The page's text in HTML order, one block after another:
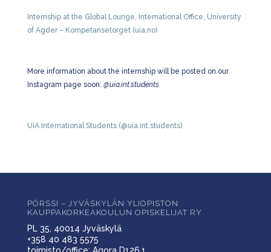
Internship at the Global Lounge, International Office, University
of Agder – Kompetansetorget (uia.no)
More information about the internship will be posted on our
Instagram page soon: @uia.int.students
UiA International Students (@uia.int.students)
PÖRSSI – JYVÄSKYLÄN YLIOPISTON
KAUPPAKORKEAKOULUN OPISKELIJAT RY
PL 35, 40014 Jyväskylä
+358 40 483 5575